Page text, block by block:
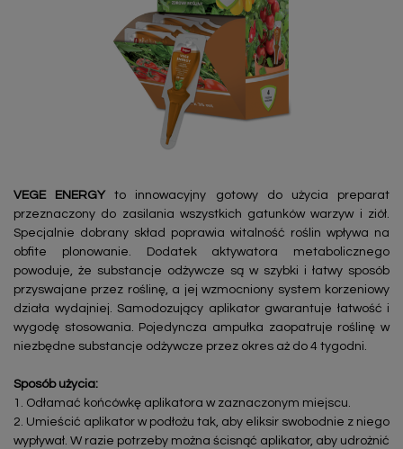
VEGE ENERGY to
innowacyjny gotowy do użycia preparat
przeznaczony do zasilania wszystkich gatunków warzyw i ziół.
Specjalnie dobrany skład poprawia witalność roślin wpływa na
obfite plonowanie. Dodatek aktywatora metabolicznego
powoduje, że substancje odżywcze są w szybki i łatwy sposób
przyswajane przez roślinę, a jej wzmocniony system korzeniowy
działa wydajniej. Samodozujący aplikator gwarantuje łatwość i
wygodę stosowania. Pojedyncza ampułka zaopatruje roślinę w
niezbędne substancje odżywcze przez okres aż do 4 tygodni.
Sposób użycia:
1. Odłamać końcówkę aplikatora w zaznaczonym miejscu.
2. Umieścić aplikator w podłożu tak, aby eliksir swobodnie z niego
wypływał. W razie potrzeby można ścisnąć aplikator, aby udrożnić